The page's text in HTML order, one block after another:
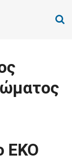
ΕΚΟ